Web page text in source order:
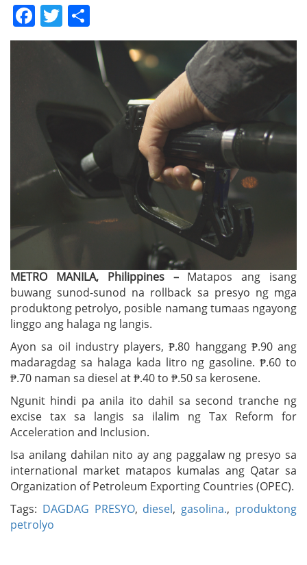
Facebook
Twitter
METRO MANILA, Philippines –Matapos ang isang
buwang sunod-sunod na rollback sa presyo ng mga
produktong petrolyo, posible namang tumaas ngayong
linggo ang halaga ng langis.
Ayon sa oil industry players, ₱.80 hanggang ₱.90 ang
madaragdag sa halaga kada litro ng gasoline. ₱.60 to
₱.70 naman sa diesel at ₱.40 to ₱.50 sa kerosene.
Ngunit hindi pa anila ito dahil sa second tranche ng
excise tax sa langis sa ilalim ng Tax Reform for
Acceleration and Inclusion.
Isa anilang dahilan nito ay ang paggalaw ng presyo sa
international market matapos kumalas ang Qatar sa
Organization of Petroleum Exporting Countries (OPEC).
Tags: DAGDAG PRESYO, diesel, gasolina., produktong
petrolyo